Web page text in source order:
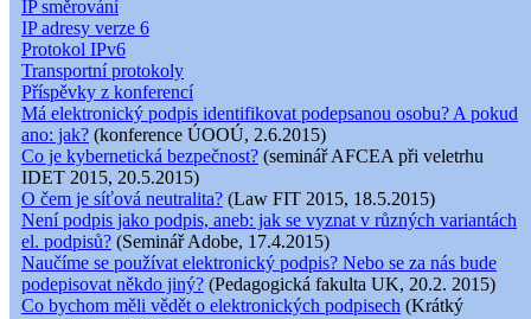
IP směrování
IP adresy verze 6
Protokol IPv6
Transportní protokoly
Příspěvky z konferencí
Má elektronický podpis identifikovat podepsanou osobu? A pokud
ano: jak? (konference ÚOOÚ, 2.6.2015)
Co je kybernetická bezpečnost? (seminář AFCEA při veletrhu
IDET 2015, 20.5.2015)
O čem je síťová neutralita? (Law FIT 2015, 18.5.2015)
Není podpis jako podpis, aneb: jak se vyznat v různých variantách
el. podpisů? (Seminář Adobe, 17.4.2015)
Naučíme se používat elektronický podpis? Nebo se za nás bude
podepisovat někdo jiný? (Pedagogická fakulta UK, 20.2. 2015)
Co bychom měli vědět o elektronických podpisech (Krátký